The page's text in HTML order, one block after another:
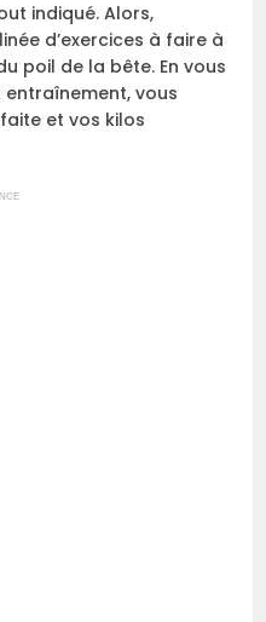
indiqué. Alors,
d’exercices à faire à
poil de la bête. En vous
vous
et vos kilos